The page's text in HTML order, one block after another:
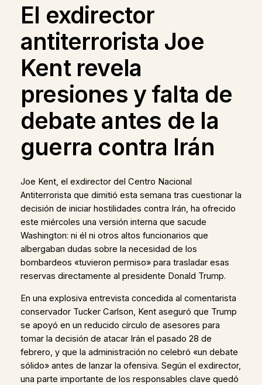
El exdirector
antiterrorista Joe
Kent revela
presiones y falta de
debate antes de la
guerra contra Irán
Joe Kent, el exdirector del Centro Nacional
Antiterrorista que dimitió esta semana tras cuestionar la
decisión de iniciar hostilidades contra Irán, ha ofrecido
este miércoles una versión interna que sacude
Washington: ni él ni otros altos funcionarios que
albergaban dudas sobre la necesidad de los
bombardeos «tuvieron permiso» para trasladar esas
reservas directamente al presidente Donald Trump.
En una explosiva entrevista concedida al comentarista
conservador Tucker Carlson, Kent aseguró que Trump
se apoyó en un reducido círculo de asesores para
tomar la decisión de atacar Irán el pasado 28 de
febrero, y que la administración no celebró «un debate
sólido» antes de lanzar la ofensiva. Según el exdirector,
una parte importante de los responsables clave quedó